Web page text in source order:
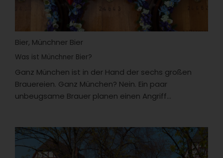
Bier, Münchner Bier
Was ist Münchner Bier?
Ganz München ist in der Hand der sechs großen
Brauereien. Ganz München? Nein. Ein paar
unbeugsame Brauer planen einen Angriff...